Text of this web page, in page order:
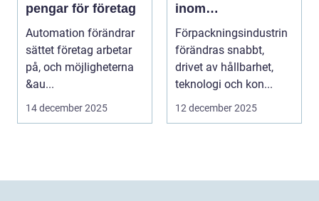
pengar för företag
Automation förändrar
sättet företag arbetar
på, och möjligheterna
&au...
14 december 2025
inom
förpackningsindus
trin
Förpackningsindustrin
förändras snabbt,
drivet av hållbarhet,
teknologi och kon...
12 december 2025